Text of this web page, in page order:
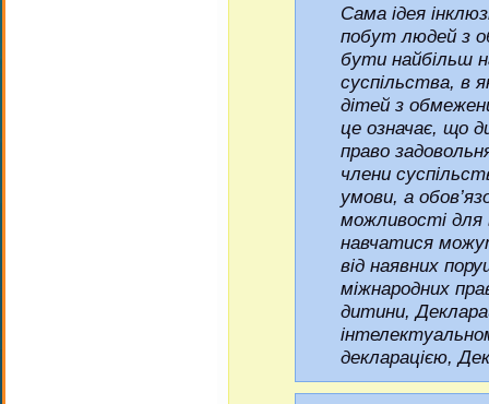
Сама ідея
побут людей з
бути найбільш
суспільства, в
дітей з
це означає, що
право
члени
умови, а
можливості для
навчатися
від наявних
міжнародних
дитини,
декларацією,